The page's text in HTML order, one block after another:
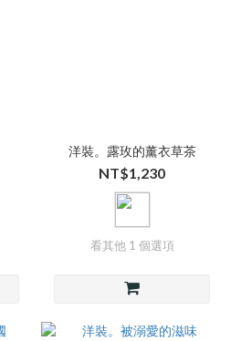
洋裝。露玫的薰衣草茶
NT$1,230
看其他 1 個選項